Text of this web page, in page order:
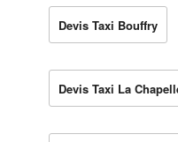
Devis Taxi Bouffry
Devis Taxi La